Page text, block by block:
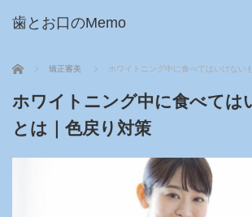
歯とお口のMemo
ホーム 矯正審美 ホワイトニング中に食べてはいけない
ホワイトニング中に食べては
とは｜色戻り対策